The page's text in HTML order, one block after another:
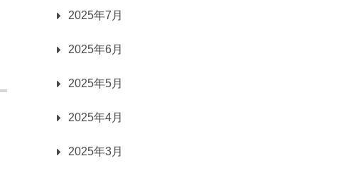
2025年7月
2025年6月
2025年5月
2025年4月
2025年3月